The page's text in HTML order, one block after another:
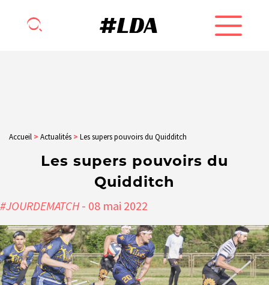
Accueil > Actualités > Les supers pouvoirs du Quidditch
Les supers pouvoirs du
Quidditch
#JOURDEMATCH- 08 mai 2022